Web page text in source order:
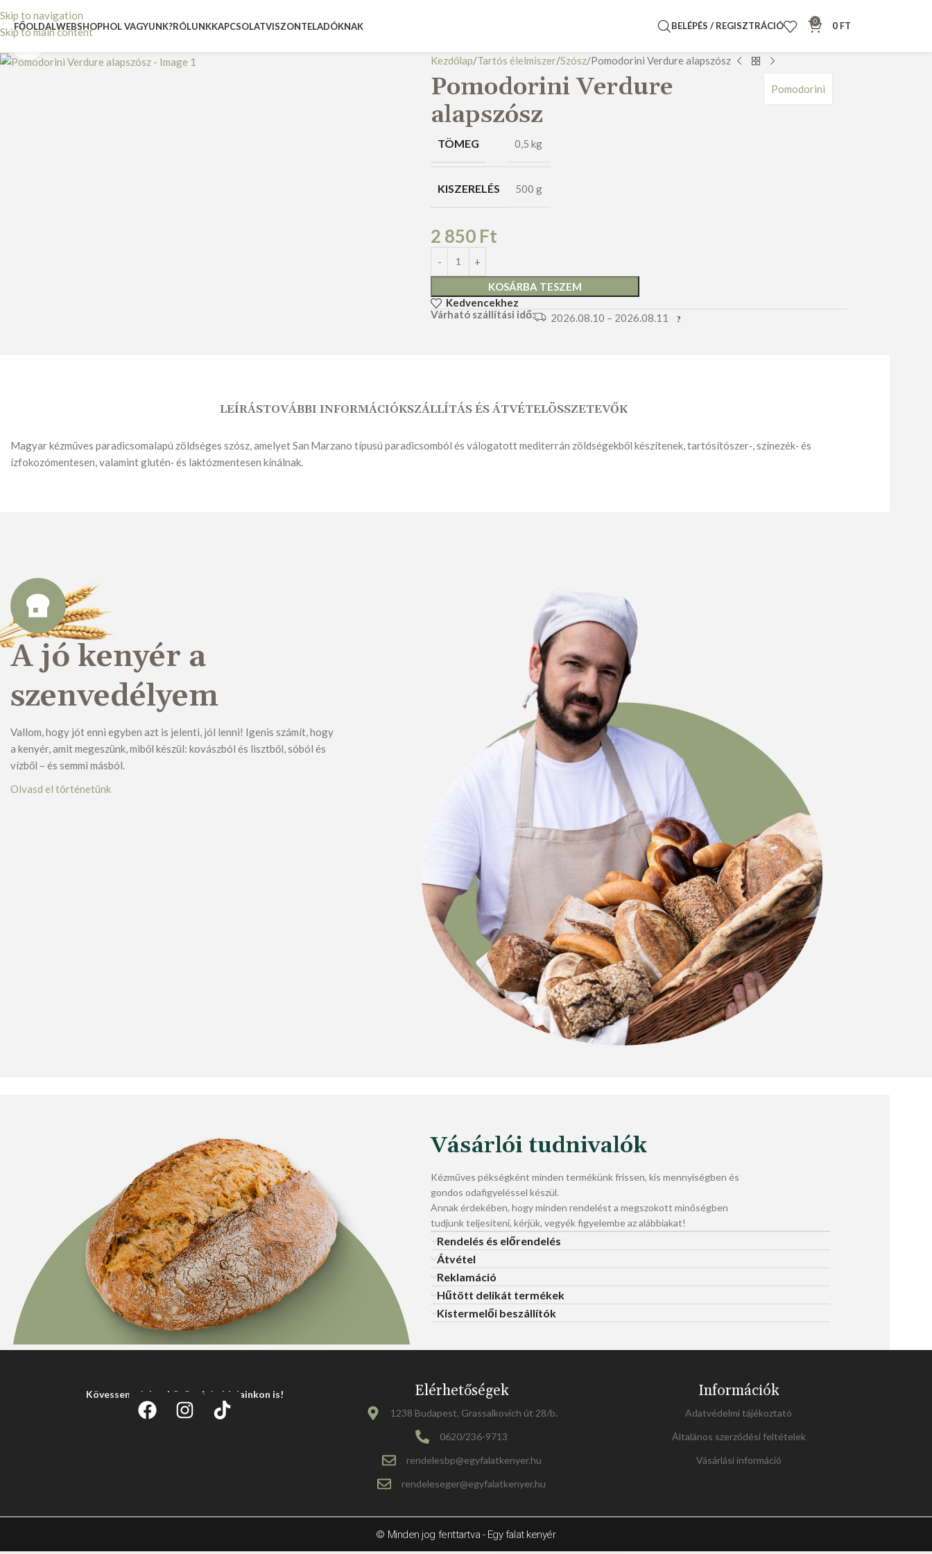
Skip to navigation
Skip to main content
FŐOLDALWEBSHOPHOL VAGYUNK?RÓLUNKKAPCSOLATVISZONTELADÓKNAK BELÉPÉS / REGISZTRÁCIÓ 0 0 FT
Kezdőlap Tartós élelmiszer Szósz Pomodorini Verdure alapszósz
Pomodorini Verdure
alapszósz
Pomodorini
TÖMEG 0,5 kg
KISZERELÉS 500 g
2 850 Ft
KOSÁRBA TESZEM
Kedvencekhez
Várható szállítási idő:
2026.08.10 – 2026.08.11
LEÍRÁSTOVÁBBI INFORMÁCIÓKSZÁLLÍTÁS ÉS ÁTVÉTELÖSSZETEVŐK
Magyar kézműves paradicsomalapú zöldséges szósz, amelyet San Marzano típusú paradicsomból és válogatott mediterrán zöldségekből készítenek, tartósítószer‑, színezék‑ és
ízfokozómentesen, valamint glutén‑ és laktózmentesen kínálnak.
A jó kenyér a
szenvedélyem
Vallom, hogy jót enni egyben azt is jelenti, jól lenni! Igenis számít, hogy
a kenyér, amit megeszünk, miből készül: kovászból és lisztből, sóból és
vízből – és semmi másból.
Olvasd el történetünk
Vásárlói tudnivalók
Kézműves pékségként minden termékünk frissen, kis mennyiségben és
gondos odafigyeléssel készül.
Annak érdekében, hogy minden rendelést a megszokott minőségben
tudjunk teljesíteni, kérjük, vegyék figyelembe az alábbiakat!
Rendelés és előrendelés
Átvétel
Reklamáció
Hűtött delikát termékek
Kistermelői beszállítók
Kövessen minket közösségi oldalainkon is! Elérhetőségek
1238 Budapest, Grassalkovich út 28/b.
0620/236-9713
rendelesbp@egyfalatkenyer.hu
rendeleseger@egyfalatkenyer.hu
Információk
Adatvédelmi tájékoztató
Általános szerződési feltételek
Vásárlási információ
© Minden jog fenttartva - Egy falat kenyér